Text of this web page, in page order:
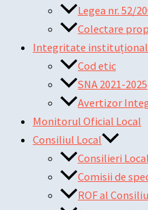
Legea nr. 52/
Colectare
Integritate
Cod etic
SNA 2021-2025
Avertizor
Monitorul Oficial Local
Consiliul Local
Consilieri
Comisii de
ROF al